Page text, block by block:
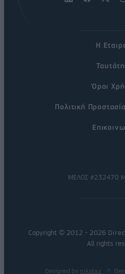
Η
Όροι
Πολιτική
ΜΕΛΟΣ #232470
Copyright © 2012 - 2026
All rights
Designed by nikolas